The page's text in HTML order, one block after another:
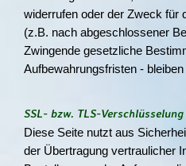
widerrufen oder der Zweck für
(z.B. nach abgeschlossener
Zwingende gesetzliche
Aufbewahrungsfristen - bleiben
SSL- bzw. TLS-Verschlüsselung
Diese Seite nutzt aus
der Übertragung vertraulicher